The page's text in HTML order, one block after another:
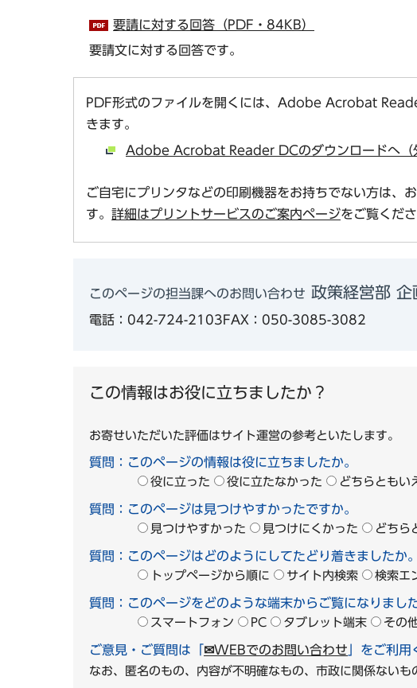
要請に対する回答（PDF・84KB）
要請文に対する回答です。
PDF形式のファイルを開くには、Adobe Acrobat
きます。
Adobe Acrobat Reader DCのダウンロードへ（
ご自宅にプリンタなどの印刷機器をお持ちでない方は、
す。 詳細はプリントサービスのご案内ページをご覧くださ
このページの担当課へのお問い合わせ 政策経営部 企
電話：042-724-2103FAX：050-3085-3082
この情報はお役に立ちましたか？
お寄せいただいた評価はサイト運営の参考といたします。
質問：このページの情報は役に立ちましたか。
役に立った 役に立たなかった どちらともい
質問：このページは見つけやすかったですか。
見つけやすかった 見つけにくかった どちら
質問：このページはどのようにしてたどり着きましたか。
トップページから順に サイト内検索 検索エ
質問：このページをどのような端末からご覧になりました
スマートフォン PC タブレット端末 その
ご意見・ご質問は「 ✉WEBでのお問い合わせ 」をご利用
なお、匿名のもの、内容が不明確なもの、市政に関係な